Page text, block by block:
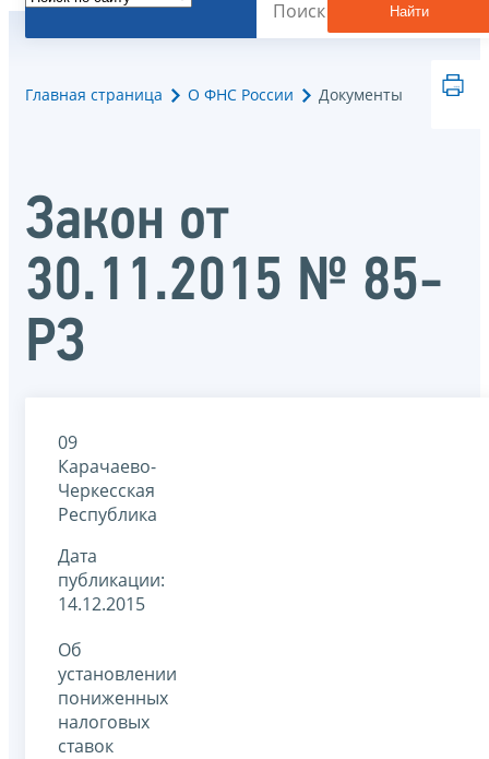
Найти
Главная страница О ФНС России Документы
Закон от
30.11.2015 № 85-
РЗ
09
Карачаево-
Черкесская
Республика
Дата
публикации:
14.12.2015
Об
установлении
пониженных
налоговых
ставок